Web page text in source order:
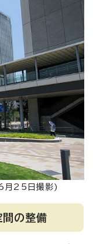
月25日撮影)
の整備